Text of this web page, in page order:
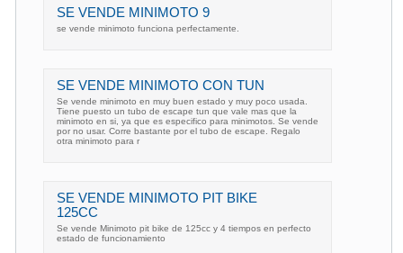
SE VENDE MINIMOTO 9
se vende minimoto funciona perfectamente.
SE VENDE MINIMOTO CON TUN
Se vende minimoto en muy buen estado y muy poco usada.
Tiene puesto un tubo de escape tun que vale mas que la
minimoto en si, ya que es especifico para minimotos. Se vende
por no usar. Corre bastante por el tubo de escape. Regalo
otra minimoto para r
SE VENDE MINIMOTO PIT BIKE
125CC
Se vende Minimoto pit bike de 125cc y 4 tiempos en perfecto
estado de funcionamiento